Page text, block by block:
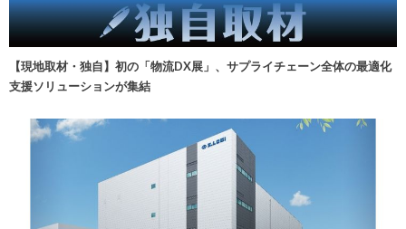
【現地取材・独自】初の「物流DX展」、サプライチェーン全体の最適化
支援ソリューションが集結